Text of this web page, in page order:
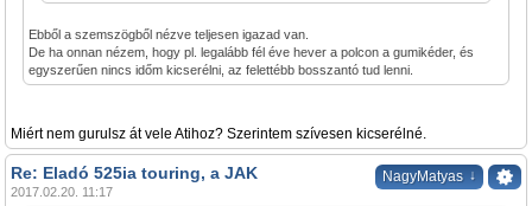
Ebből a szemszögből nézve teljesen igazad van.
De ha onnan nézem, hogy pl. legalább fél éve hever a polcon a gumikéder, és
egyszerűen nincs időm kicserélni, az felettébb bosszantó tud lenni.
Miért nem gurulsz át vele Atihoz? Szerintem szívesen kicserélné.
NagyMatyas ↓
Re: Eladó 525ia touring, a JAK
2017.02.20. 11:17